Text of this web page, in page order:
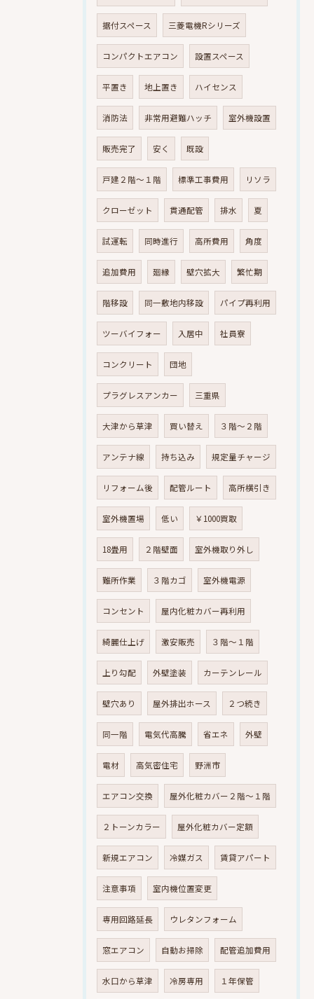
据付スペース 三菱電機Rシリーズ
コンパクトエアコン 設置スペース
平置き 地上置き ハイセンス
消防法 非常用避難ハッチ 室外機設置
販売完了 安く 既設
戸建２階～１階 標準工事費用 リソラ
クローゼット 貫通配管 排水 夏
試運転 同時進行 高所費用 角度
追加費用 廻縁 壁穴拡大 繁忙期
階移設 同一敷地内移設 パイプ再利用
ツーバイフォー 入居中 社員寮
コンクリート 団地
プラグレスアンカー 三重県
大津から草津 買い替え ３階～２階
アンテナ線 持ち込み 規定量チャージ
リフォーム後 配管ルート 高所横引き
室外機置場 低い ￥1000買取
18畳用 ２階壁面 室外機取り外し
難所作業 ３階カゴ 室外機電源
コンセント 屋内化粧カバー再利用
綺麗仕上げ 激安販売 ３階～１階
上り勾配 外壁塗装 カーテンレール
壁穴あり 屋外排出ホース ２つ続き
同一階 電気代高騰 省エネ 外壁
電材 高気密住宅 野洲市
エアコン交換 屋外化粧カバー２階～１階
２トーンカラー 屋外化粧カバー定額
新規エアコン 冷媒ガス 賃貸アパート
注意事項 室内機位置変更
専用回路延長 ウレタンフォーム
窓エアコン 自動お掃除 配管追加費用
水口から草津 冷房専用 １年保管